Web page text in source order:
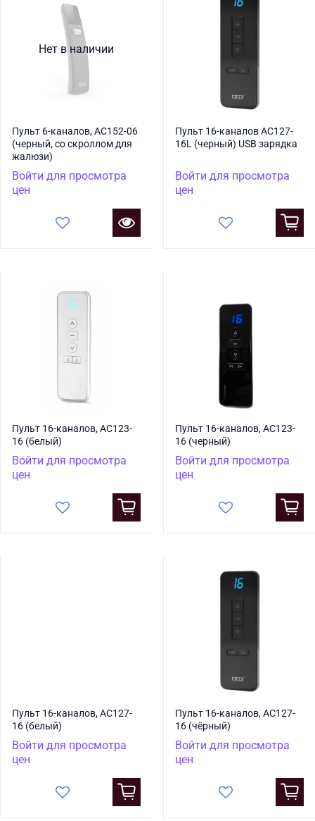
Нет в наличии
Пульт 6-каналов, AC152-06
(черный, со скроллом для
жалюзи)
Войти для просмотра
цен
Пульт 16-каналов AC127-
16L (черный) USB зарядка
Войти для просмотра
цен
Пульт 16-каналов, AC123-
16 (белый)
Войти для просмотра
цен
Пульт 16-каналов, AC123-
16 (черный)
Войти для просмотра
цен
Пульт 16-каналов, AC127-
16 (белый)
Войти для просмотра
цен
Пульт 16-каналов, AC127-
16 (чёрный)
Войти для просмотра
цен